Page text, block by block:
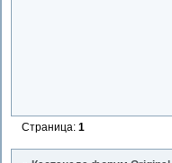
Страница:1